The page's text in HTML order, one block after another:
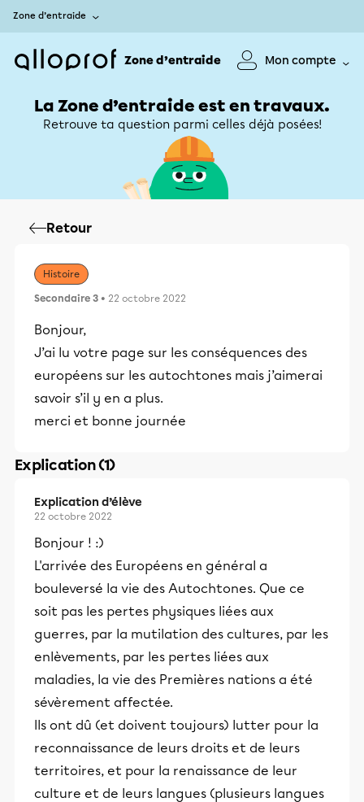
Zone d’entraide
Zone d’entraide Mon compte
La Zone d’entraide est en travaux.
Retrouve ta question parmi celles déjà posées!
Retour
Histoire
Secondaire 3 • 22 octobre 2022
Bonjour,
J’ai lu votre page sur les conséquences des
européens sur les autochtones mais j’aimerai
savoir s’il y en a plus.
merci et bonne journée
Explication (1)
Explication d’élève
22 octobre 2022
Bonjour ! :)
L'arrivée des Européens en général a
bouleversé la vie des Autochtones. Que ce
soit pas les pertes physiques liées aux
guerres, par la mutilation des cultures, par les
enlèvements, par les pertes liées aux
maladies, la vie des Premières nations a été
sévèrement affectée.
Ils ont dû (et doivent toujours) lutter pour la
reconnaissance de leurs droits et de leurs
territoires, et pour la renaissance de leur
culture et de leurs langues (plusieurs langues